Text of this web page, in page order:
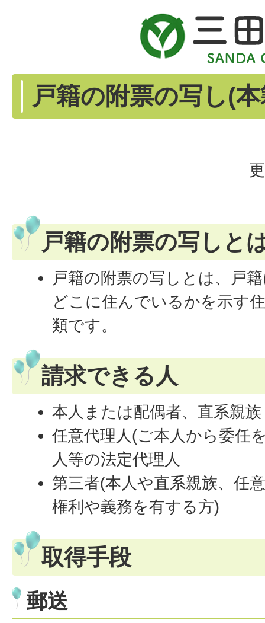
戸籍の附票の写し(
戸籍の附票の写しと
戸籍の附票の写しとは、戸
どこに住んでいるかを示す
類です。
請求できる人
本人または配偶者、直系親族
任意代理人(ご本人から委任
人等の法定代理人
第三者(本人や直系親族、任
権利や義務を有する方)
取得手段
郵送